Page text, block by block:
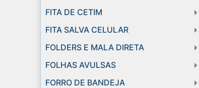
FITA DE CETIM
FITA SALVA CELULAR
FOLDERS E MALA DIRETA
FOLHAS AVULSAS
FORRO DE BANDEJA